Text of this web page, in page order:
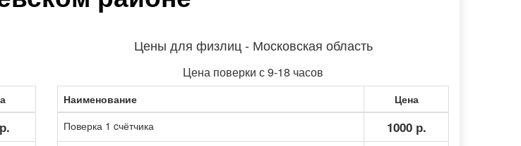
Цены для физлиц - Московская область
Цена поверки с 9-18 часов
Наименование
Цена
Поверка 1 cчётчика
1000 р.